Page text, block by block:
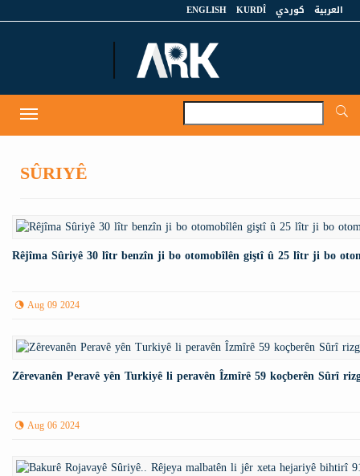
العربية كوردي KURDÎ
ENGLISH
Toggle
navigation
SÛRIYÊ
Rêjîma Sûriyê 30 lîtr benzîn ji bo otomobîlên giştî û 25 lîtr ji bo
Aug 09 2024
Zêrevanên Peravê yên Turkiyê li peravên Îzmîrê 59 koçberên Sûrî
Aug 06 2024